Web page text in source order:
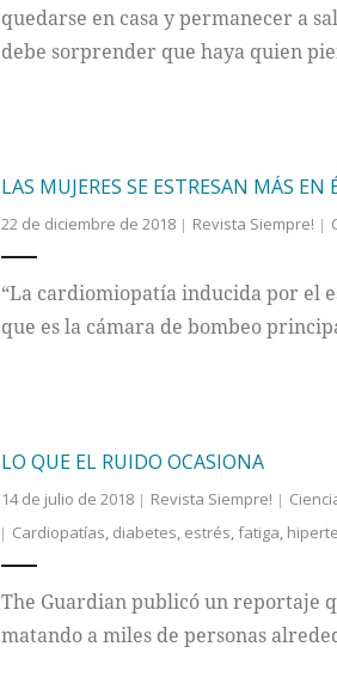
quedarse en casa y permanecer a
debe sorprender que haya quien
LAS MUJERES SE ESTRESAN MÁS
22 de diciembre de 2018 Revista Siempre!
“La cardiomiopatía inducida por el
que es la cámara de bombeo
LO QUE EL RUIDO OCASIONA
14 de julio de 2018 Revista Siempre!
Cardiopatías, diabetes, estrés,fatiga,
The Guardian publicó un reportaje
matando a miles de personas